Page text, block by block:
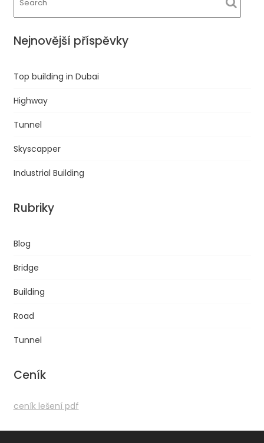
Nejnovější příspěvky
Top building in Dubai
Highway
Tunnel
Skyscapper
Industrial Building
Rubriky
Blog
Bridge
Building
Road
Tunnel
Ceník
ceník lešení pdf